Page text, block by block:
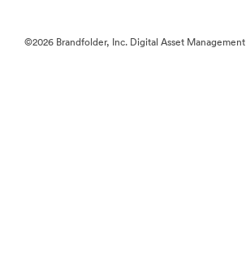
©2026 Brandfolder, Inc. Digital Asset Management